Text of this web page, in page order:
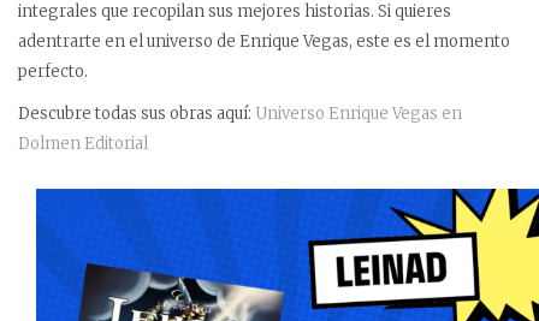
integrales que recopilan sus mejores historias. Si quieres
adentrarte en el universo de Enrique Vegas, este es el momento
perfecto.
Descubre todas sus obras aquí: Universo Enrique Vegas en
Dolmen Editorial